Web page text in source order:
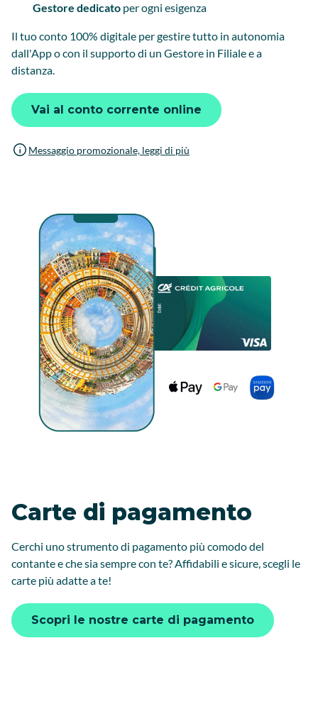
Gestore dedicato per ogni esigenza
Il tuo conto 100% digitale per gestire tutto in autonomia
dall'App o con il supporto di un Gestore in Filiale e a
distanza.
Vai al conto corrente online
Messaggio promozionale, leggi di più
Carte di pagamento
Cerchi uno strumento di pagamento più comodo del
contante e che sia sempre con te? Affidabili e sicure, scegli le
carte più adatte a te!
Scopri le nostre carte di pagamento